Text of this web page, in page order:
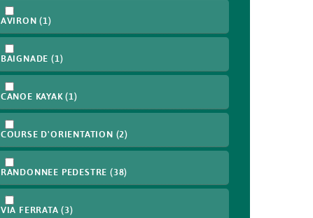
AVIRON(1)
BAIGNADE(1)
CANOE KAYAK(1)
COURSE D'ORIENTATION (2)
RANDONNEE PEDESTRE(38)
VIA FERRATA(3)